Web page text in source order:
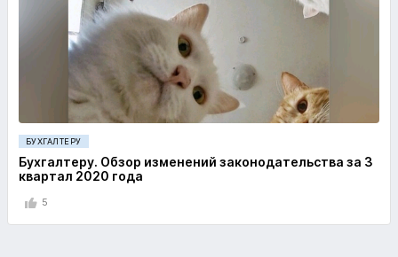
БУХГАЛТЕРУ
Бухгалтеру. Обзор изменений законодательства за 3
квартал 2020 года
5